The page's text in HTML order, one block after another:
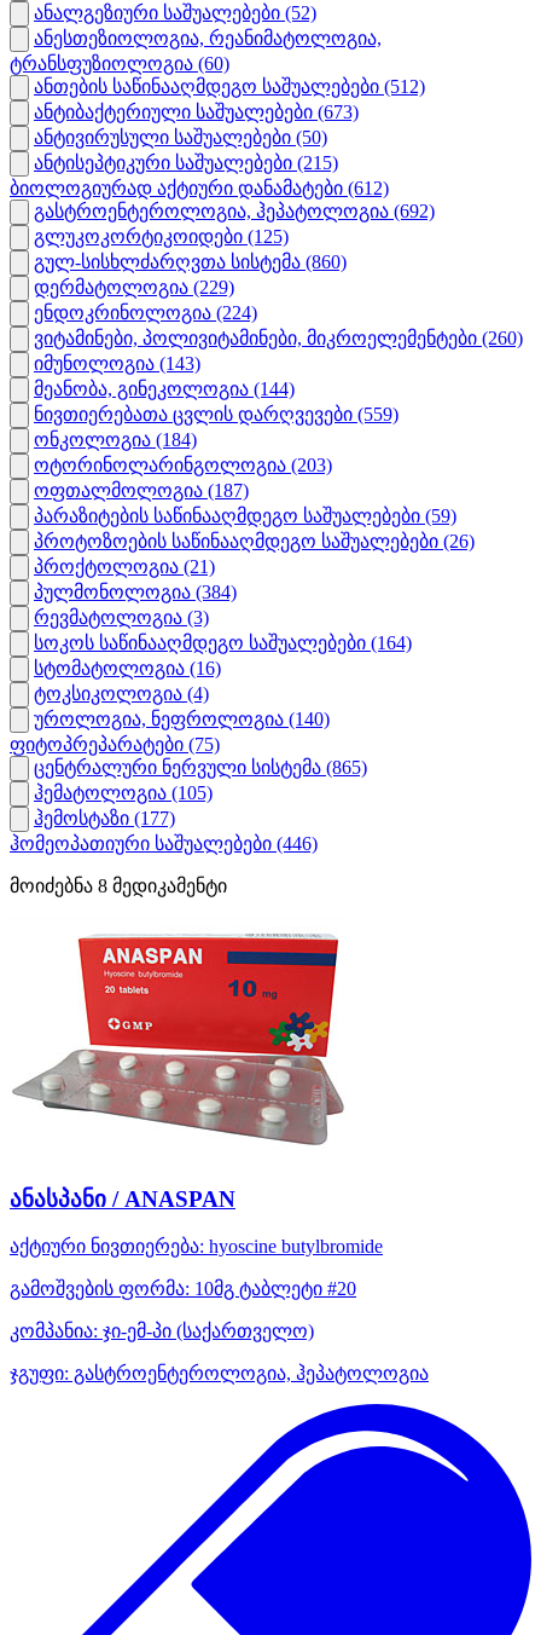
ანალგეზიური საშუალებები (52)
ანესთეზიოლოგია, რეანიმატოლოგია,
ტრანსფუზიოლოგია (60)
ანთების საწინააღმდეგო საშუალებები (512)
ანტიბაქტერიული საშუალებები (673)
ანტივირუსული საშუალებები (50)
ანტისეპტიკური საშუალებები (215)
ბიოლოგიურად აქტიური დანამატები (612)
გასტროენტეროლოგია, ჰეპატოლოგია (692)
გლუკოკორტიკოიდები (125)
გულ-სისხლძარღვთა სისტემა (860)
დერმატოლოგია (229)
ენდოკრინოლოგია (224)
ვიტამინები, პოლივიტამინები, მიკროელემენტები (260)
იმუნოლოგია (143)
მეანობა, გინეკოლოგია (144)
ნივთიერებათა ცვლის დარღვევები (559)
ონკოლოგია (184)
ოტორინოლარინგოლოგია (203)
ოფთალმოლოგია (187)
პარაზიტების საწინააღმდეგო საშუალებები (59)
პროტოზოების საწინააღმდეგო საშუალებები (26)
პროქტოლოგია (21)
პულმონოლოგია (384)
რევმატოლოგია (3)
სოკოს საწინააღმდეგო საშუალებები (164)
სტომატოლოგია (16)
ტოკსიკოლოგია (4)
უროლოგია, ნეფროლოგია (140)
ფიტოპრეპარატები (75)
ცენტრალური ნერვული სისტემა (865)
ჰემატოლოგია (105)
ჰემოსტაზი (177)
ჰომეოპათიური საშუალებები (446)
მოიძებნა 8 მედიკამენტი
ანასპანი / ANASPAN
აქტიური ნივთიერება: hyoscine butylbromide
გამოშვების ფორმა: 10მგ ტაბლეტი #20
კომპანია: ჯი-ემ-პი (საქართველო)
ჯგუფი: გასტროენტეროლოგია, ჰეპატოლოგია